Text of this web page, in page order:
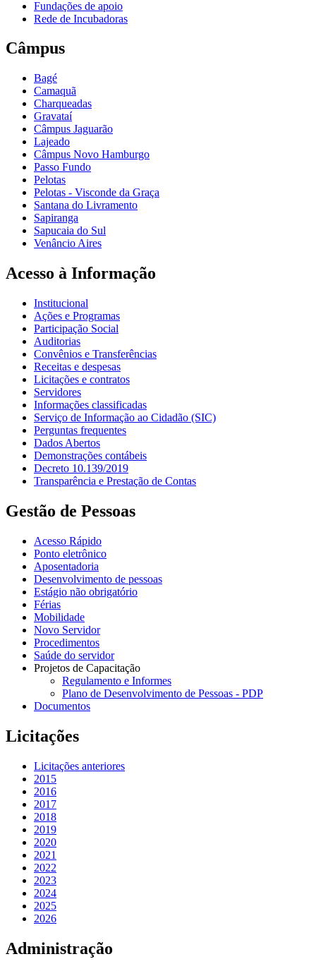
Fundações de apoio
Rede de Incubadoras
Câmpus
Bagé
Camaquã
Charqueadas
Gravataí
Câmpus Jaguarão
Lajeado
Câmpus Novo Hamburgo
Passo Fundo
Pelotas
Pelotas - Visconde da Graça
Santana do Livramento
Sapiranga
Sapucaia do Sul
Venâncio Aires
Acesso à Informação
Institucional
Ações e Programas
Participação Social
Auditorias
Convênios e Transferências
Receitas e despesas
Licitações e contratos
Servidores
Informações classificadas
Serviço de Informação ao Cidadão (SIC)
Perguntas frequentes
Dados Abertos
Demonstrações contábeis
Decreto 10.139/2019
Transparência e Prestação de Contas
Gestão de Pessoas
Acesso Rápido
Ponto eletrônico
Aposentadoria
Desenvolvimento de pessoas
Estágio não obrigatório
Férias
Mobilidade
Novo Servidor
Procedimentos
Saúde do servidor
Projetos de Capacitação
Regulamento e Informes
Plano de Desenvolvimento de Pessoas - PDP
Documentos
Licitações
Licitações anteriores
2015
2016
2017
2018
2019
2020
2021
2022
2023
2024
2025
2026
Administração